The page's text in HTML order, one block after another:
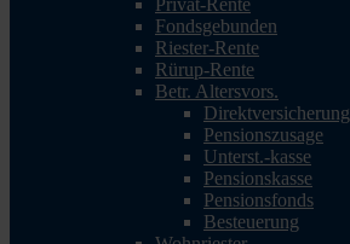
Privat-Rente
Fondsgebunden
Riester-Rente
Rürup-Rente
Betr. Altersvors.
Direktversicherung
Pensionszusage
Unterst.-kasse
Pensionskasse
Pensionsfonds
Besteuerung